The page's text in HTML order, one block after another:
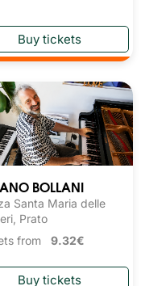
BOLLANI
Santa Maria delle
Prato
from 9.32€